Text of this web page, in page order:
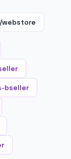
bseller